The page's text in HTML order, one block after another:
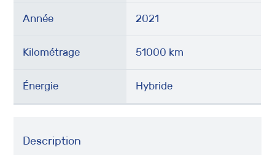
Année 2021
Kilométrage 51000 km
Énergie Hybride
Description